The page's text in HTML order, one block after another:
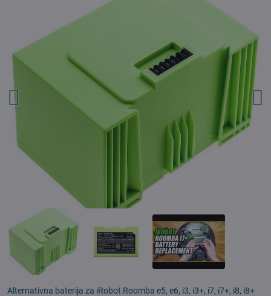
Alternativna baterija za iRobot Roomba e5, e6, i3, i3+, i7, i7+, i8, i8+